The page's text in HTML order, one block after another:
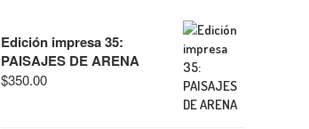
Edición impresa 35:
PAISAJES DE ARENA
$350.00